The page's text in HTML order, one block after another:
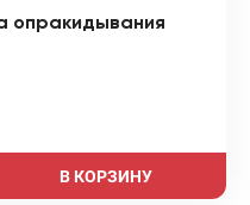
опракидывания
В КОРЗИНУ